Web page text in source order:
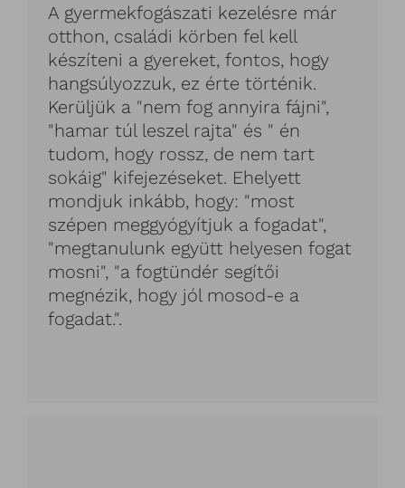
A gyermekfogászati kezelésre már
otthon, családi körben fel kell
készíteni a gyereket, fontos, hogy
hangsúlyozzuk, ez érte történik.
Kerüljük a "nem fog annyira fájni",
"hamar túl leszel rajta" és " én
tudom, hogy rossz, de nem tart
sokáig" kifejezéseket. Ehelyett
mondjuk inkább, hogy: "most
szépen meggyógyítjuk a fogadat",
"megtanulunk együtt helyesen fogat
mosni", "a fogtündér segítői
megnézik, hogy jól mosod-e a
fogadat.".